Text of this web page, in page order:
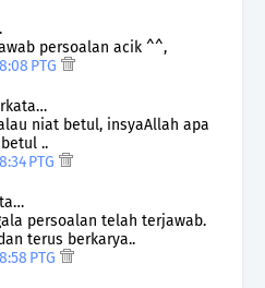
persoalan acik ^^,
PTG
niat betul, insyaAllah apa
..
PTG
persoalan telah terjawab.
terus berkarya..
PTG